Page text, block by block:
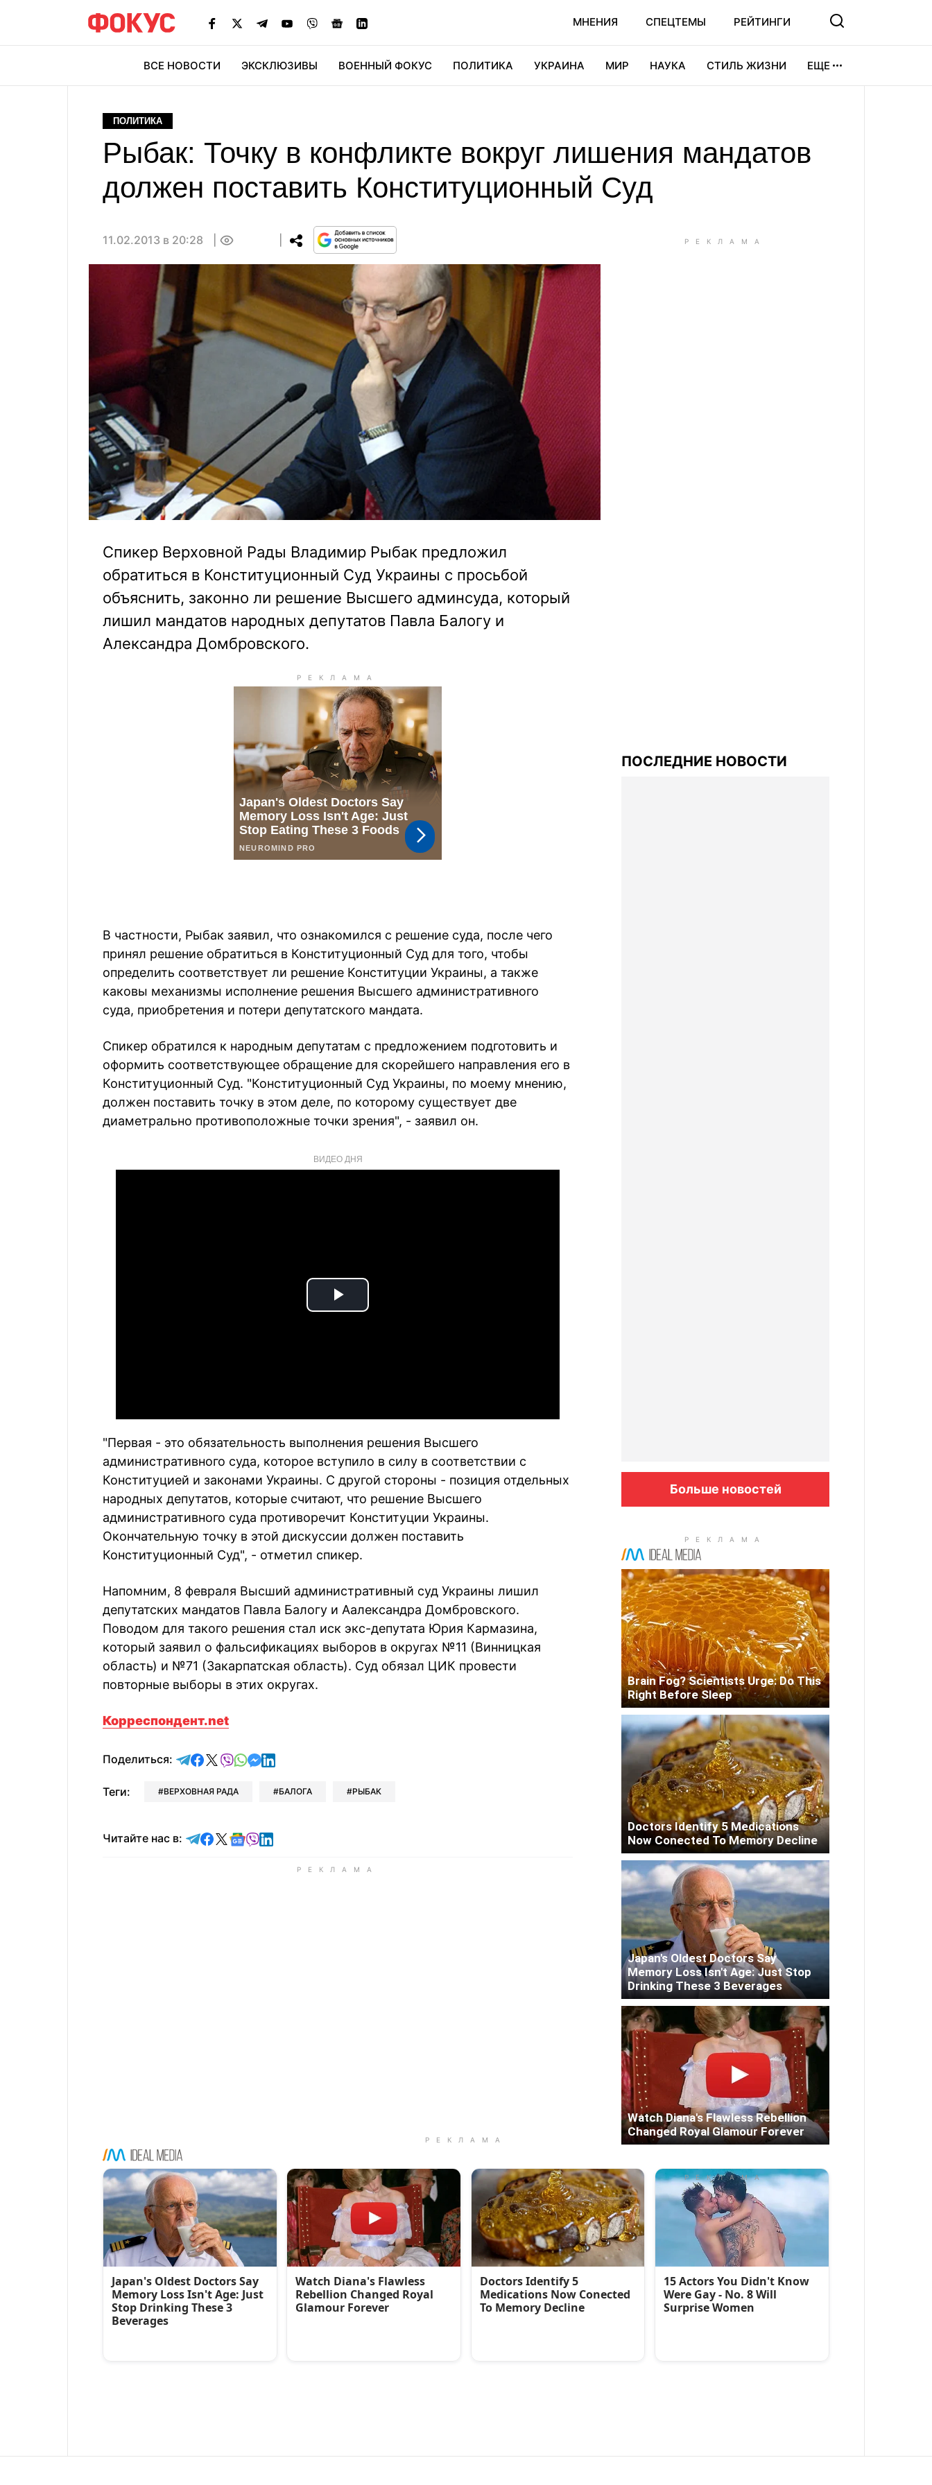
МНЕНИЯ СПЕЦТЕМЫ РЕЙТИНГИ
ВСЕ НОВОСТИ ЭКСКЛЮЗИВЫ ВОЕННЫЙ ФОКУС ПОЛИТИКА УКРАИНА МИР НАУКА СТИЛЬ ЖИЗНИ ЕЩЕ
ПОЛИТИКА
Рыбак: Точку в конфликте вокруг лишения мандатов
должен поставить Конституционный Суд
11.02.2013 в 20:28
Спикер Верховной Рады Владимир Рыбак предложил
обратиться в Конституционный Суд Украины с просьбой
объяснить, законно ли решение Высшего админсуда, который
лишил мандатов народных депутатов Павла Балогу и
Александра Домбровского.
В частности, Рыбак заявил, что ознакомился с решение суда, после чего
принял решение обратиться в Конституционный Суд для того, чтобы
определить соответствует ли решение Конституции Украины, а также
каковы механизмы исполнение решения Высшего административного
суда, приобретения и потери депутатского мандата.
Спикер обратился к народным депутатам с предложением подготовить и
оформить соответствующее обращение для скорейшего направления его в
Конституционный Суд. "Конституционный Суд Украины, по моему мнению,
должен поставить точку в этом деле, по которому существует две
диаметрально противоположные точки зрения", - заявил он.
ВИДЕО ДНЯ
Play
"Первая - это обязательность выполнения решения Высшего
административного суда, которое вступило в силу в соответствии с
Конституцией и законами Украины. С другой стороны - позиция отдельных
народных депутатов, которые считают, что решение Высшего
административного суда противоречит Конституции Украины.
Окончательную точку в этой дискуссии должен поставить
Конституционный Суд", - отметил спикер.
Напомним, 8 февраля Высший административный суд Украины лишил
депутатских мандатов Павла Балогу и Аалександра Домбровского.
Поводом для такого решения стал иск экс-депутата Юрия Кармазина,
который заявил о фальсификациях выборов в округах №11 (Винницкая
область) и №71 (Закарпатская область). Суд обязал ЦИК провести
повторные выборы в этих округах.
Корреспондент.net
Поделиться: отправить в Telegram
поделиться в Facebook
поделиться в X
отправить в Viber
отправить в Whatsapp
отправить в Messenger
отправить в LinkedIn
Теги: ВЕРХОВНАЯ РАДА БАЛОГА РЫБАК
Читайте нас в: Читайте в Telegram
Читайте в Facebook
Читайте в X
Читайте в Google news
Читайте в Viber
Читайте в LinkedIn
ПОСЛЕДНИЕ НОВОСТИ
Больше новостей